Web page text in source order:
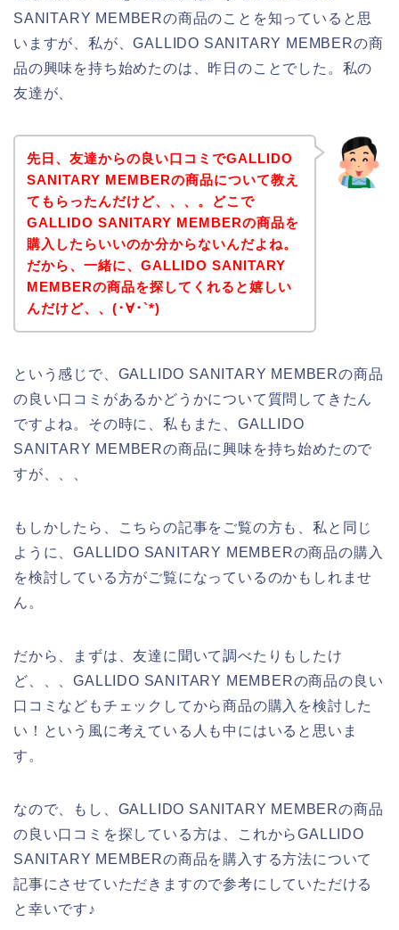
SANITARY MEMBERの商品のことを知っていると思
いますが、私が、GALLIDO SANITARY MEMBERの商
品の興味を持ち始めたのは、昨日のことでした。私の
友達が、
先日、友達からの良い口コミでGALLIDO
SANITARY MEMBERの商品について教え
てもらったんだけど、、、。どこで
GALLIDO SANITARY MEMBERの商品を
購入したらいいのか分からないんだよね。
だから、一緒に、GALLIDO SANITARY
MEMBERの商品を探してくれると嬉しい
んだけど、、(･∀･`*)
という感じで、GALLIDO SANITARY MEMBERの商品
の良い口コミがあるかどうかについて質問してきたん
ですよね。その時に、私もまた、GALLIDO
SANITARY MEMBERの商品に興味を持ち始めたので
すが、、、
もしかしたら、こちらの記事をご覧の方も、私と同じ
ように、GALLIDO SANITARY MEMBERの商品の購入
を検討している方がご覧になっているのかもしれませ
ん。
だから、まずは、友達に聞いて調べたりもしたけ
ど、、、GALLIDO SANITARY MEMBERの商品の良い
口コミなどもチェックしてから商品の購入を検討した
い！という風に考えている人も中にはいると思いま
す。
なので、もし、GALLIDO SANITARY MEMBERの商品
の良い口コミを探している方は、これからGALLIDO
SANITARY MEMBERの商品を購入する方法について
記事にさせていただきますので参考にしていただける
と幸いです♪